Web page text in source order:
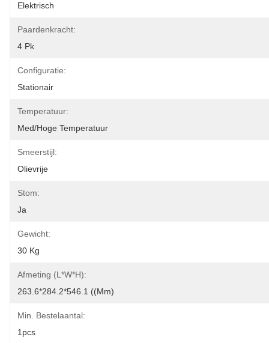
Elektrisch
Paardenkracht:
4 Pk
Configuratie:
Stationair
Temperatuur:
Med/hoge Temperatuur
Smeerstijl:
Olievrije
Stom:
Ja
Gewicht:
30 Kg
Afmeting (L*W*H):
263.6*284.2*546.1 ((mm)
Min. Bestelaantal:
1pcs